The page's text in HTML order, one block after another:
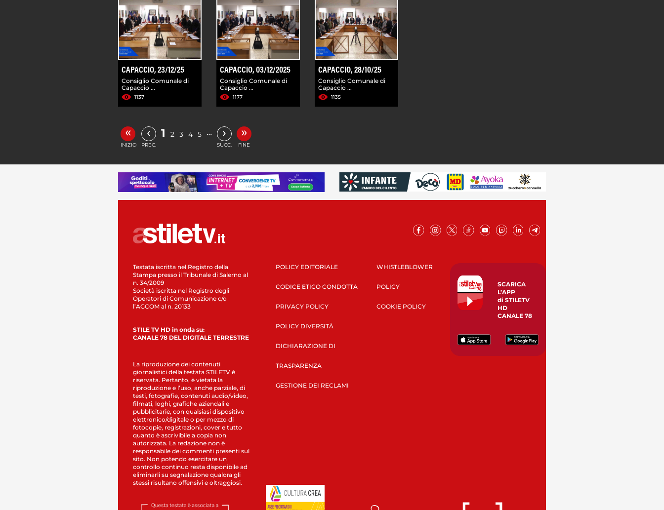
CAPACCIO, 23/12/25
Consiglio Comunale di
Capaccio ...
1137
CAPACCIO, 03/12/2025
Consiglio Comunale di
Capaccio ...
1177
CAPACCIO, 28/10/25
Consiglio Comunale di
Capaccio ...
1135
«
INIZIO
‹
PREC.
1 2 3 4 5 … ›
SUCC.
»
FINE
Testata iscritta nel Registro della
Stampa presso il Tribunale di Salerno al
n. 34/2009
Società iscritta nel Registro degli
Operatori di Comunicazione c/o
l’AGCOM al n. 20133
STILE TV HD in onda su:
CANALE 78 DEL DIGITALE TERRESTRE
La riproduzione dei contenuti
giornalistici della testata STILETV è
riservata. Pertanto, è vietata la
riproduzione e l’uso, anche parziale, di
testi, fotografie, contenuti audio/video,
filmati, loghi, grafiche aziendali e
pubblicitarie, con qualsiasi dispositivo
elettronico/digitale o per mezzo di
fotocopie, registrazioni, cover e tutto
quanto è ascrivibile a copia non
autorizzata. La redazione non è
responsabile dei commenti presenti sul
sito. Non potendo esercitare un
controllo continuo resta disponibile ad
eliminarli su segnalazione qualora gli
stessi risultano offensivi e oltraggiosi.
POLICY EDITORIALE
CODICE ETICO CONDOTTA
PRIVACY POLICY
POLICY DIVERSITÀ
DICHIARAZIONE DI
TRASPARENZA
GESTIONE DEI RECLAMI
WHISTLEBLOWER
POLICY
COOKIE POLICY
SCARICA
L’APP
di STILETV
HD
CANALE 78